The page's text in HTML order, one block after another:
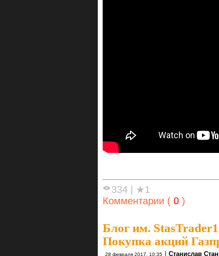
334 | ★1
Комментарии ( 0 )
Блог им. StasTrader1
Покупка акций
28 февраля 2017, 10:35 | Станислав